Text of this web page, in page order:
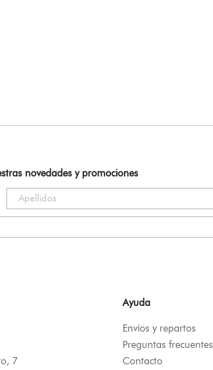
novedades y promociones
7
Ayuda
Envíos y repartos
Preguntas frecuentes
Contacto